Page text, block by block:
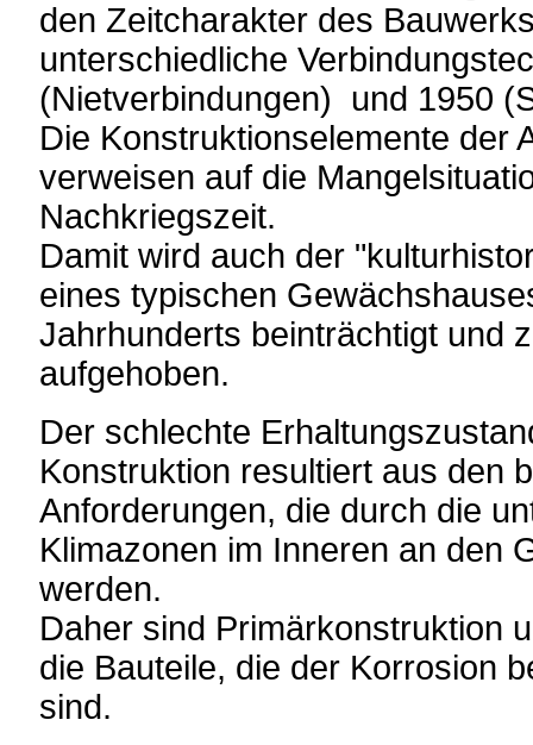
den Zeitcharakter des
unterschiedliche
(Nietverbindungen) und 1950
Die Konstruktionselemente der
verweisen auf die
Nachkriegszeit.
Damit wird auch der
eines typischen
Jahrhunderts beinträchtigt und
aufgehoben.
Der schlechte
Konstruktion resultiert aus den
Anforderungen, die durch die
Klimazonen im Inneren an den
werden.
Daher sind Primärkonstruktion
die Bauteile, die der Korrosion
sind.